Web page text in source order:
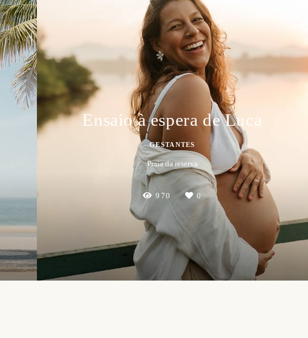
Ensaio à espera de Luca
GESTANTES
Praia da reserva
970 0